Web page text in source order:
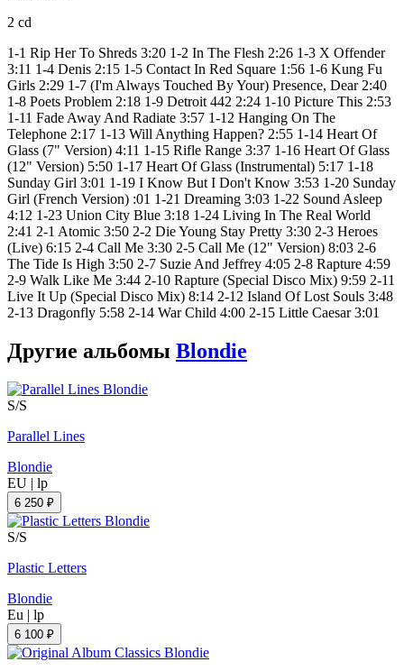
2 cd
1-1 Rip Her To Shreds 3:20 1-2 In The Flesh 2:26 1-3 X Offender
3:11 1-4 Denis 2:15 1-5 Contact In Red Square 1:56 1-6 Kung Fu
Girls 2:29 1-7 (I'm Always Touched By Your) Presence, Dear 2:40
1-8 Poets Problem 2:18 1-9 Detroit 442 2:24 1-10 Picture This 2:53
1-11 Fade Away And Radiate 3:57 1-12 Hanging On The
Telephone 2:17 1-13 Will Anything Happen? 2:55 1-14 Heart Of
Glass (7" Version) 4:11 1-15 Rifle Range 3:37 1-16 Heart Of Glass
(12" Version) 5:50 1-17 Heart Of Glass (Instrumental) 5:17 1-18
Sunday Girl 3:01 1-19 I Know But I Don't Know 3:53 1-20 Sunday
Girl (French Version) :01 1-21 Dreaming 3:03 1-22 Sound Asleep
4:12 1-23 Union City Blue 3:18 1-24 Living In The Real World
2:41 2-1 Atomic 3:50 2-2 Die Young Stay Pretty 3:30 2-3 Heroes
(Live) 6:15 2-4 Call Me 3:30 2-5 Call Me (12" Version) 8:03 2-6
The Tide Is High 3:50 2-7 Suzie And Jeffrey 4:05 2-8 Rapture 4:59
2-9 Walk Like Me 3:44 2-10 Rapture (Special Disco Mix) 9:59 2-11
Live It Up (Special Disco Mix) 8:14 2-12 Island Of Lost Souls 3:48
2-13 Dragonfly 5:58 2-14 War Child 4:00 2-15 Little Caesar 3:01
Другие альбомы Blondie
S/S
Parallel Lines
Blondie
EU | lp
6 250 ₽
S/S
Plastic Letters
Blondie
Eu | lp
6 100 ₽